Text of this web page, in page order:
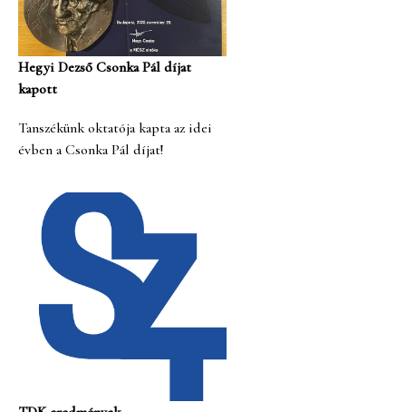
Hegyi Dezső Csonka Pál díjat
kapott
Tanszékünk oktatója kapta az idei
évben a Csonka Pál díjat!